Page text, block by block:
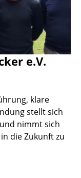
e.V.
klare
stellt sich
nimmt sich
die Zukunft zu